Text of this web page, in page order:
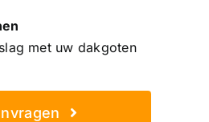
met uw dakgoten